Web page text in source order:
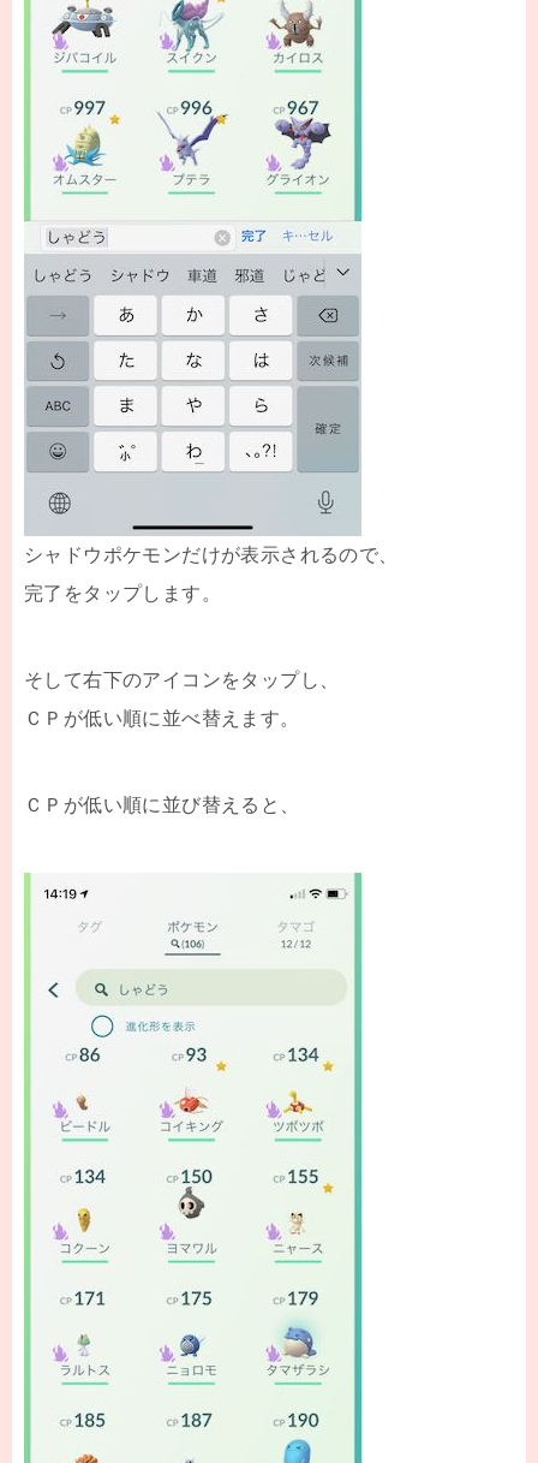
シャドウポケモンだけが表示されるので、
完了をタップします。
そして右下のアイコンをタップし、
ＣＰが低い順に並べ替えます。
ＣＰが低い順に並び替えると、